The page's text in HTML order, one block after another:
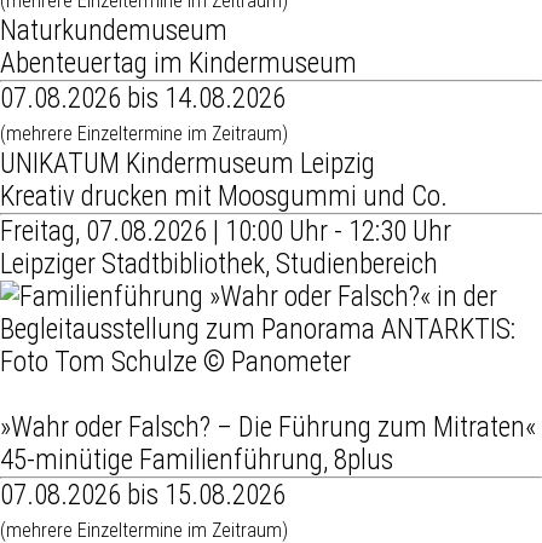
Naturkundemuseum
Abenteuertag im Kindermuseum
07.08.2026 bis 14.08.2026
(mehrere Einzeltermine im Zeitraum)
UNIKATUM Kindermuseum Leipzig
Kreativ drucken mit Moosgummi und Co.
Freitag, 07.08.2026 | 10:00 Uhr - 12:30 Uhr
Leipziger Stadtbibliothek, Studienbereich
»Wahr oder Falsch? – Die Führung zum Mitraten«
45-minütige Familienführung, 8plus
07.08.2026 bis 15.08.2026
(mehrere Einzeltermine im Zeitraum)